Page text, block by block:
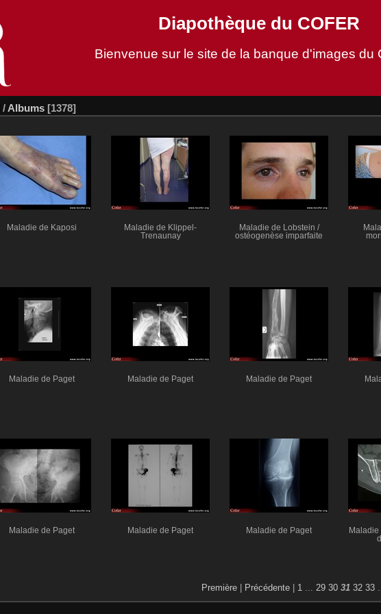
Diapothèque du COFER
Bienvenue sur le site de la banque d'images du
/ Albums [1378]
Maladie de Kaposi
Maladie de Klippel-
Trenaunay
Maladie de Lobstein /
ostéogenèse imparfaite
Maladie de Paget Maladie de Paget Maladie de Paget
Maladie de Paget Maladie de Paget Maladie de Paget
Maladie
Première Précédente 1 ... 29 30 31 32 33